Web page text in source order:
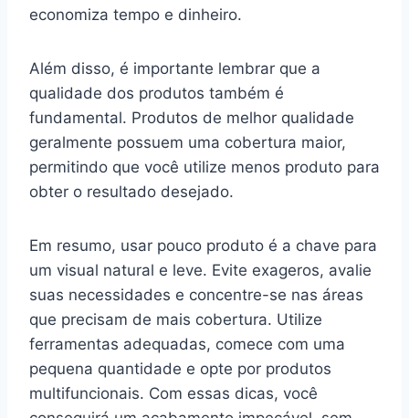
economiza tempo e dinheiro.
Além disso, é importante lembrar que a
qualidade dos produtos também é
fundamental. Produtos de melhor qualidade
geralmente possuem uma cobertura maior,
permitindo que você utilize menos produto para
obter o resultado desejado.
Em resumo, usar pouco produto é a chave para
um visual natural e leve. Evite exageros, avalie
suas necessidades e concentre-se nas áreas
que precisam de mais cobertura. Utilize
ferramentas adequadas, comece com uma
pequena quantidade e opte por produtos
multifuncionais. Com essas dicas, você